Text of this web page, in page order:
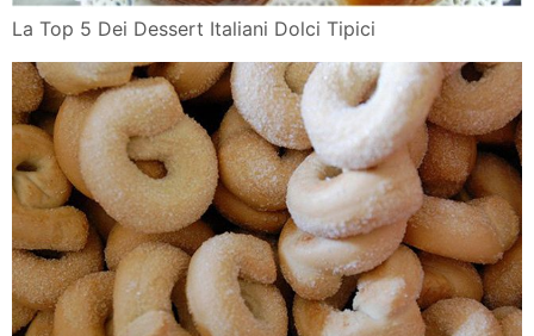
La Top 5 Dei Dessert Italiani Dolci Tipici